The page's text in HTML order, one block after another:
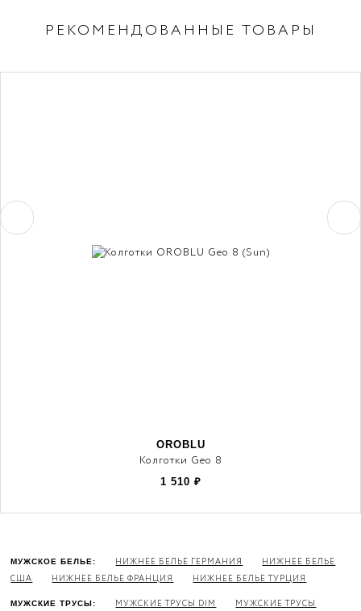
РЕКОМЕНДОВАННЫЕ ТОВАРЫ
OROBLU
Колготки Geo 8
1 510 ₽
МУЖСКОЕ БЕЛЬЕ: НИЖНЕЕ БЕЛЬЕ ГЕРМАНИЯ
НИЖНЕЕ БЕЛЬЕ
США
НИЖНЕЕ БЕЛЬЕ ФРАНЦИЯ НИЖНЕЕ БЕЛЬЕ ТУРЦИЯ
МУЖСКИЕ ТРУСЫ: МУЖСКИЕ ТРУСЫ DIM
МУЖСКИЕ ТРУСЫ